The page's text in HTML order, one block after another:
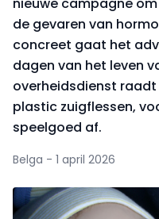
de gevaren van
concreet gaat het
dagen van het leven
overheidsdienst
plastic zuigflessen,
speelgoed af.
Belga - 1 april 2026